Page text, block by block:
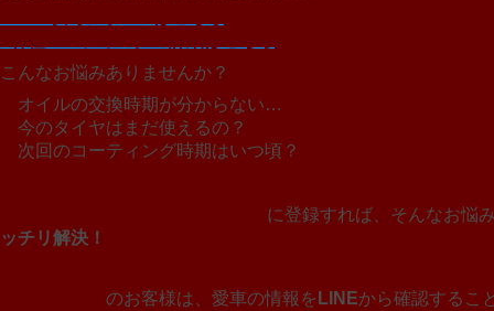
こんなお悩みありませんか？
オイルの交換時期が分からない…
今のタイヤはまだ使えるの？
次回のコーティング時期はいつ頃？
に登録すれば、そんなお悩
ッチリ解決！
のお客様は、愛車の情報を LINEから確認するこ